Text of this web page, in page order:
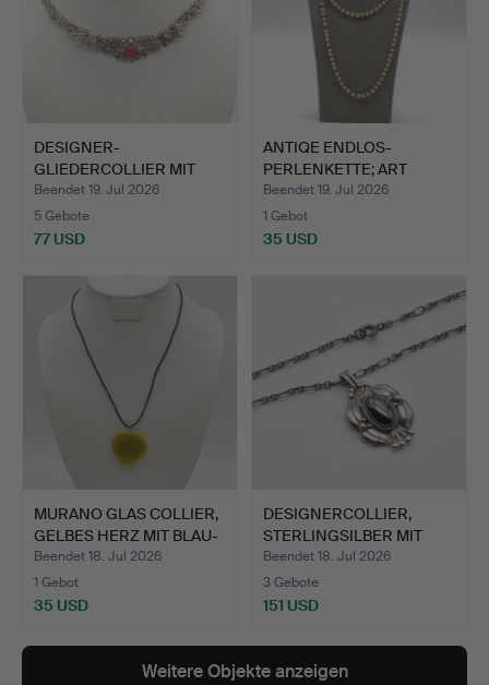
DESIGNER-
GLIEDERCOLLIER MIT
EINEM ROSANEN …
Beendet 19. Jul 2026
5 Gebote
77 USD
ANTIQE ENDLOS-
PERLENKETTE; ART
DECOT UM 19…
Beendet 19. Jul 2026
1 Gebot
35 USD
MURANO GLAS COLLIER,
GELBES HERZ MIT BLAU-
…
Beendet 18. Jul 2026
1 Gebot
35 USD
DESIGNERCOLLIER,
STERLINGSILBER MIT
HÄMATI…
Beendet 18. Jul 2026
3 Gebote
151 USD
Weitere Objekte anzeigen